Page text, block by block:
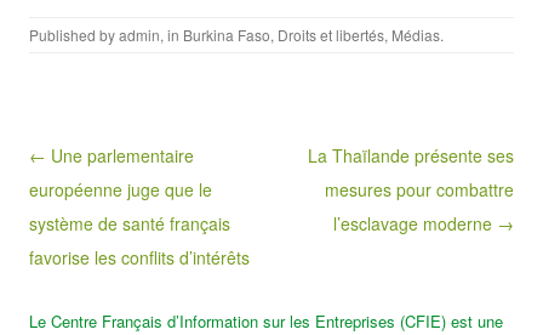
Published byadmin, in Burkina Faso, Droits et libertés, Médias.
Post navigation
← Une parlementaire
européenne juge que le
système de santé français
favorise les conflits d’intérêts
La Thaïlande présente ses
mesures pour combattre
l’esclavage moderne →
Le Centre Français d’Information sur les Entreprises (CFIE) est une